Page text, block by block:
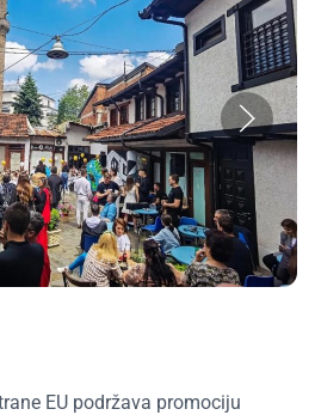
EU podržava promociju